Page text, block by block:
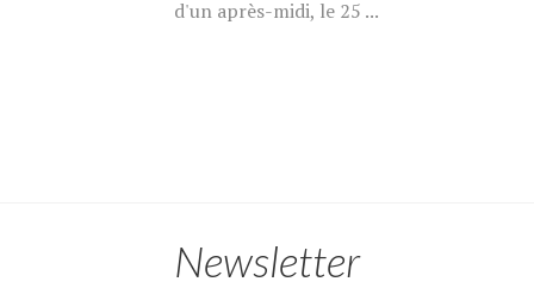
d'un après-midi, le 25 ...
Newsletter